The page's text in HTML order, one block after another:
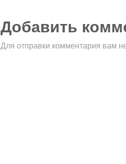
Добавить
Для отправки комментария вам